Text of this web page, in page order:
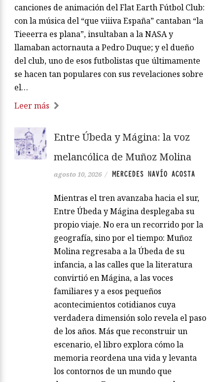
canciones de animación del Flat Earth Fútbol Club:
con la música del “que viiiva España” cantaban “la
Tieeerra es plana”, insultaban a la NASA y
llamaban actornauta a Pedro Duque; y el dueño
del club, uno de esos futbolistas que últimamente
se hacen tan populares con sus revelaciones sobre
el…
Leer más
Entre Úbeda y Mágina: la voz
melancólica de Muñoz Molina
agosto 10, 2026 / MERCEDES NAVÍO ACOSTA
Mientras el tren avanzaba hacia el sur,
Entre Úbeda y Mágina desplegaba su
propio viaje. No era un recorrido por la
geografía, sino por el tiempo: Muñoz
Molina regresaba a la Úbeda de su
infancia, a las calles que la literatura
convirtió en Mágina, a las voces
familiares y a esos pequeños
acontecimientos cotidianos cuya
verdadera dimensión solo revela el paso
de los años. Más que reconstruir un
escenario, el libro explora cómo la
memoria reordena una vida y levanta
los contornos de un mundo que